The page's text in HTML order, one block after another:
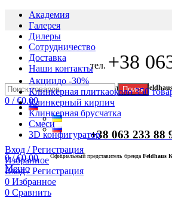
Академия
Галерея
Дилеры
Сотрудничество
Доставка
Наши контакты
Официальный представитель бренда
Вход / Регистрация
Избранное
Вход / Регистрация
0 Избранное
0 Сравнить
тел. +38
Поиск
0 / €0.00
+38 063 233 88
0/ €0.00
Меню
Акциидо -30%
Клинкерная плиткаоколо 350
Клинкерный кирпич
Клинкерная брусчатка
Смеси
3D конфигуратор
Официальный представитель бренда Feldhaus